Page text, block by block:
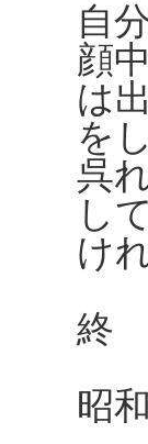
自
顔
は
を
呉
し
け
終
昭